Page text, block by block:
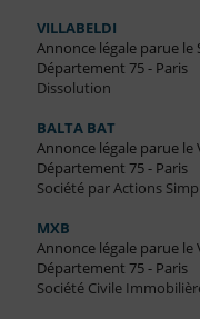
VILLABELDI
Annonce légale parue le
Département 75 - Paris
Dissolution
BALTA BAT
Annonce légale parue le
Département 75 - Paris
Société par Actions
MXB
Annonce légale parue le
Département 75 - Paris
Société Civile